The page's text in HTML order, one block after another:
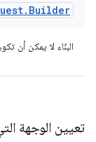
. Builder
البنّاء لا يمكن أن
تعيين الوجهة